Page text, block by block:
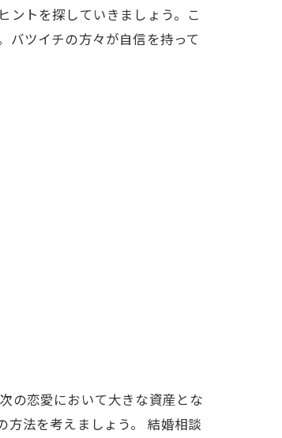
ントを探していきましょう。こ
バツイチの方々が自信を持って
の恋愛において大きな資産とな
方法を考えましょう。 結婚相談